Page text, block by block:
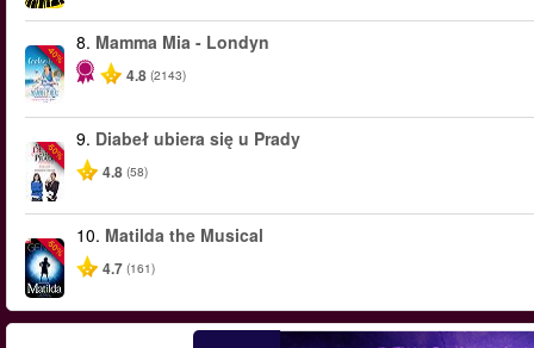
-40%
8. Mamma Mia - Londyn
4.8 (2143)
-50%
9. Diabeł ubiera się u Prady
4.8 (58)
-50%
10. Matilda the Musical
4.7 (161)